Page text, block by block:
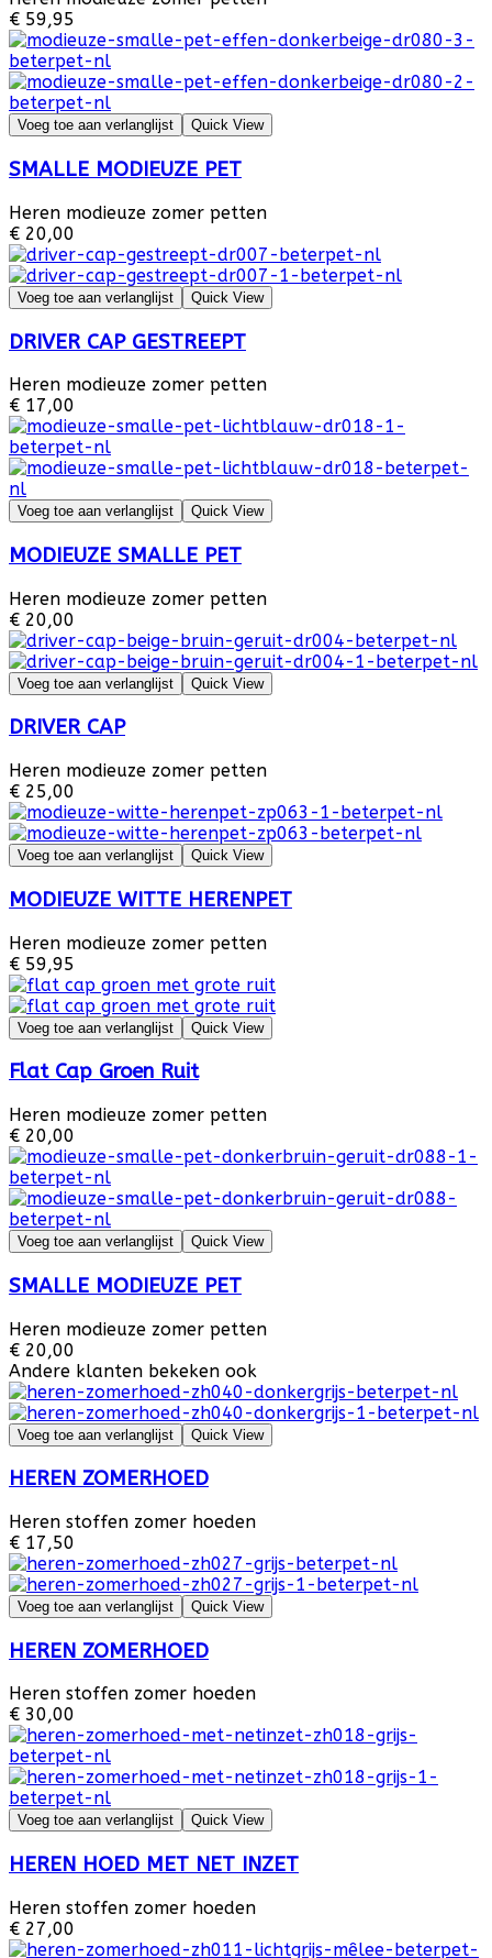
€ 59,95
Voeg toe aan verlanglijst Quick View
SMALLE MODIEUZE PET
Heren modieuze zomer petten
€ 20,00
Voeg toe aan verlanglijst Quick View
DRIVER CAP GESTREEPT
Heren modieuze zomer petten
€ 17,00
Voeg toe aan verlanglijst Quick View
MODIEUZE SMALLE PET
Heren modieuze zomer petten
€ 20,00
Voeg toe aan verlanglijst Quick View
DRIVER CAP
Heren modieuze zomer petten
€ 25,00
Voeg toe aan verlanglijst Quick View
MODIEUZE WITTE HERENPET
Heren modieuze zomer petten
€ 59,95
Voeg toe aan verlanglijst Quick View
Flat Cap Groen Ruit
Heren modieuze zomer petten
€ 20,00
Voeg toe aan verlanglijst Quick View
SMALLE MODIEUZE PET
Heren modieuze zomer petten
€ 20,00
Andere klanten bekeken ook
Voeg toe aan verlanglijst Quick View
HEREN ZOMERHOED
Heren stoffen zomer hoeden
€ 17,50
Voeg toe aan verlanglijst Quick View
HEREN ZOMERHOED
Heren stoffen zomer hoeden
€ 30,00
Voeg toe aan verlanglijst Quick View
HEREN HOED MET NET INZET
Heren stoffen zomer hoeden
€ 27,00